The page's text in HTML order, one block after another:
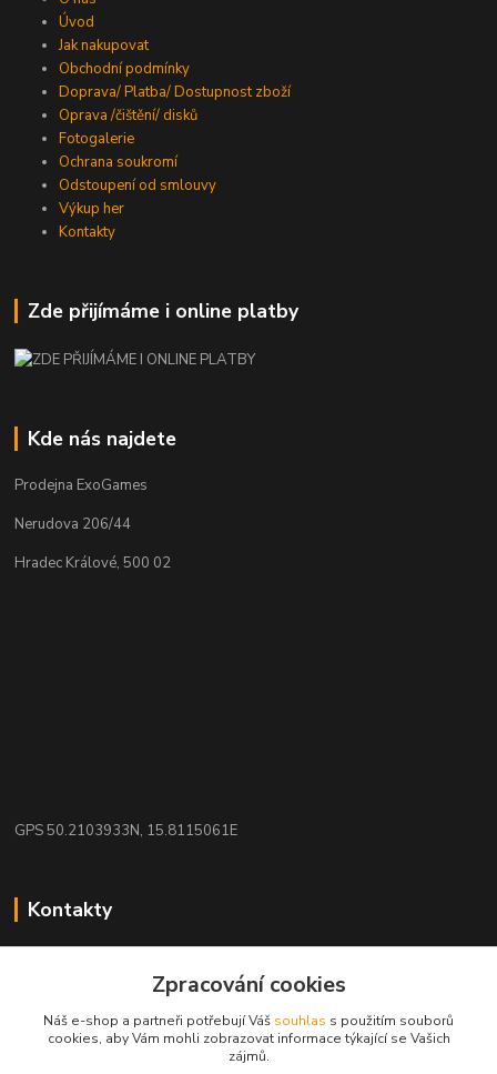
Úvod
Jak nakupovat
Obchodní podmínky
Doprava/ Platba/ Dostupnost zboží
Oprava /čištění/ disků
Fotogalerie
Ochrana soukromí
Odstoupení od smlouvy
Výkup her
Kontakty
Zde přijímáme i online platby
Kde nás najdete
Prodejna ExoGames
Nerudova 206/44
Hradec Králové, 500 02
GPS 50.2103933N, 15.8115061E
Kontakty
+420 608 942 360
(Po-Pá, 10-16 hod.)
Zpracování cookies
Náš e-shop a partneři potřebují Váš souhlas s použitím souborů
cookies, aby Vám mohli zobrazovat informace týkající se Vašich
zájmů.